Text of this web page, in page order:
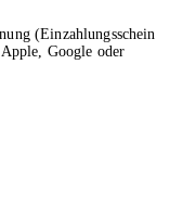
(Einzahlungsschein
Google oder